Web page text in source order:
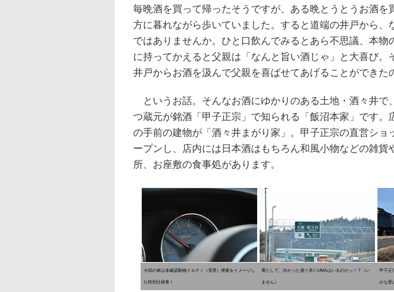
毎晩酒を買って帰ったそうですが、ある晩とうとうお酒を
方に暮れながら歩いていました。すると道端の井戸から、
ではありませんか。ひと口飲んでみるとあら不思議、本物
に持ってかえると父親は「なんと旨い酒じゃ」と大喜び。
井戸からお酒を汲んで父親を喜ばせてあげることができた
というお話。そんなお酒にゆかりのある土地・酒々井で
つ蔵元が銘酒「甲子正宗」で知られる「飯沼本家」です。
の手前の建物が「酒々井まがり家」。甲子正宗の直営ショ
ープンし、店内には日本酒はもちろん和風小物などの雑貨
所、お座敷の食事処があります。
今回の車は未確認動物イエティ（雪男）捜索をイメージし
た特別仕様車！
果たして、向かった酒々井にUMAはいるのかっ！？（い
ません）
甲子正
かな里